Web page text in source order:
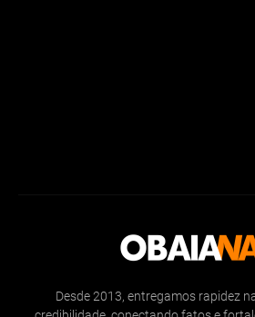
Desde 2013, entregamos rapidez